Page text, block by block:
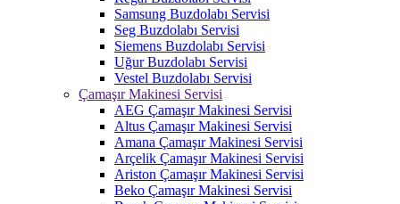
Samsung Buzdolabı Servisi
Seg Buzdolabı Servisi
Siemens Buzdolabı Servisi
Uğur Buzdolabı Servisi
Vestel Buzdolabı Servisi
Çamaşır Makinesi Servisi
AEG Çamaşır Makinesi Servisi
Altus Çamaşır Makinesi Servisi
Amana Çamaşır Makinesi Servisi
Arçelik Çamaşır Makinesi Servisi
Ariston Çamaşır Makinesi Servisi
Beko Çamaşır Makinesi Servisi